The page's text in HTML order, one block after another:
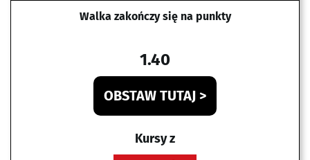
Walka zakończy się na punkty
1.40
OBSTAW TUTAJ >
Kursy z